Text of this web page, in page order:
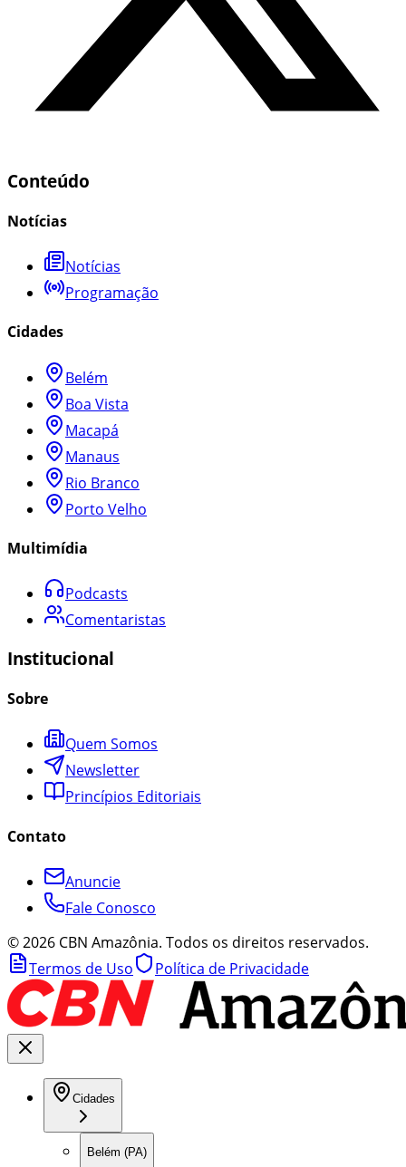
Conteúdo
Notícias
Notícias
Programação
Cidades
Belém
Boa Vista
Macapá
Manaus
Rio Branco
Porto Velho
Multimídia
Podcasts
Comentaristas
Institucional
Sobre
Quem Somos
Newsletter
Princípios Editoriais
Contato
Anuncie
Fale Conosco
©2026 CBN Amazônia. Todos os direitos reservados.
Termos de Uso
Política de Privacidade
Cidades
Belém (PA)